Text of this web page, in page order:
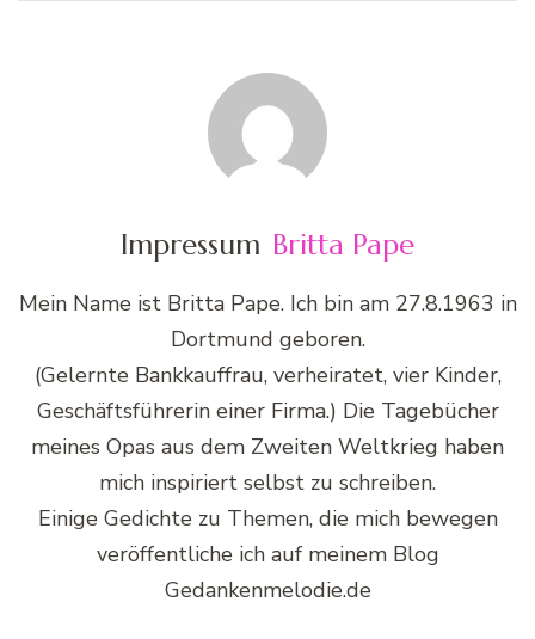
Impressum Britta Pape
Mein Name ist Britta Pape. Ich bin am 27.8.1963 in
Dortmund geboren.
(Gelernte Bankkauffrau, verheiratet, vier Kinder,
Geschäftsführerin einer Firma.) Die Tagebücher
meines Opas aus dem Zweiten Weltkrieg haben
mich inspiriert selbst zu schreiben.
Einige Gedichte zu Themen, die mich bewegen
veröffentliche ich auf meinem Blog
Gedankenmelodie.de